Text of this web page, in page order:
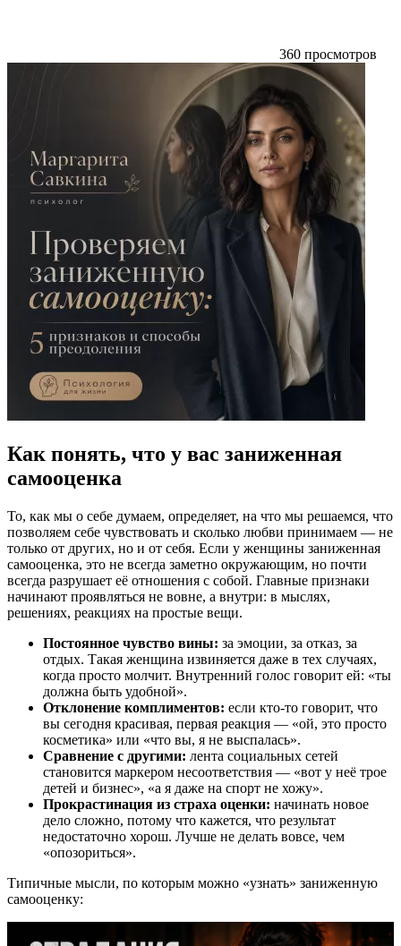
360 просмотров
Как понять, что у вас заниженная
самооценка
То, как мы о себе думаем, определяет, на что мы решаемся, что
позволяем себе чувствовать и сколько любви принимаем — не
только от других, но и от себя. Если у женщины заниженная
самооценка, это не всегда заметно окружающим, но почти
всегда разрушает её отношения с собой. Главные признаки
начинают проявляться не вовне, а внутри: в мыслях,
решениях, реакциях на простые вещи.
Постоянное чувство вины: за эмоции, за отказ, за
отдых. Такая женщина извиняется даже в тех случаях,
когда просто молчит. Внутренний голос говорит ей: «ты
должна быть удобной».
Отклонение комплиментов: если кто-то говорит, что
вы сегодня красивая, первая реакция — «ой, это просто
косметика» или «что вы, я не выспалась».
Сравнение с другими: лента социальных сетей
становится маркером несоответствия — «вот у неё трое
детей и бизнес», «а я даже на спорт не хожу».
Прокрастинация из страха оценки: начинать новое
дело сложно, потому что кажется, что результат
недостаточно хорош. Лучше не делать вовсе, чем
«опозориться».
Типичные мысли, по которым можно «узнать» заниженную
самооценку: